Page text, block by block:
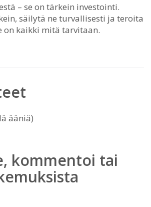
– se on tärkein investointi.
säilytä ne turvallisesti ja teroita
on kaikki mitä tarvitaan.
ääniä)
kommentoi tai